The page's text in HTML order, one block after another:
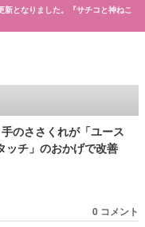
となりました。『サチコと神ねこ
手のささくれが「ユース
ッチ」のおかげで改善
0 コメント